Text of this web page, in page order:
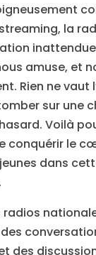
la
amuse, et
Rien ne vaut
sur une
Voilà
conquérir le
dans
radios
des